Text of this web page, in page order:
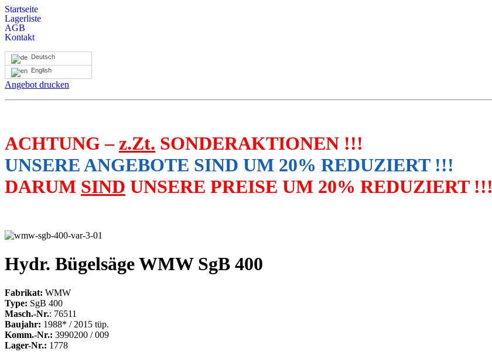
Startseite
Lagerliste
AGB
Kontakt
Deutsch
English
Angebot drucken
ACHTUNG –z.Zt. SONDERAKTIONEN !!!
UNSERE ANGEBOTE SIND UM 20% REDUZIERT !!!
DARUM SIND UNSERE PREISE UM 20% REDUZIERT !!!
Hydr. Bügelsäge WMW SgB 400
Fabrikat: WMW
Type: SgB 400
Masch.-Nr.: 76511
Baujahr: 1988* / 2015 tüp.
Komm.-Nr.: 3990200 / 009
Lager-Nr.: 1778